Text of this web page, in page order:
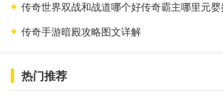
传奇世界双战和战道哪个好传奇霸主哪里元婴
传奇手游暗殿攻略图文详解
热门推荐